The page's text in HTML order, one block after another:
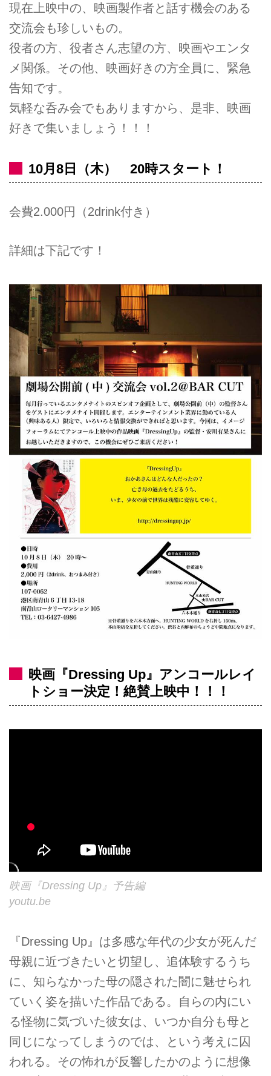
現在上映中の、映画製作者と話す機会のある
交流会も珍しいもの。
役者の方、役者さん志望の方、映画やエンタ
メ関係。その他、映画好きの方全員に、緊急
告知です。
気軽な呑み会でもありますから、是非、映画
好きで集いましょう！！！
10月8日（木） 20時スタート！
会費2.000円（2drink付き）
詳細は下記です！
映画『Dressing Up』アンコールレイ
トショー決定！絶賛上映中！！！
映画『Dressing Up』予告編
youtu.be
『Dressing Up』は多感な年代の少女が死んだ
母親に近づきたいと切望し、追体験するうち
に、知らなかった母の隠された闇に魅せられ
ていく姿を描いた作品である。自らの内にい
る怪物に気づいた彼女は、いつか自分も母と
同じになってしまうのでは、という考えに囚
われる。その怖れが反響したかのように想像